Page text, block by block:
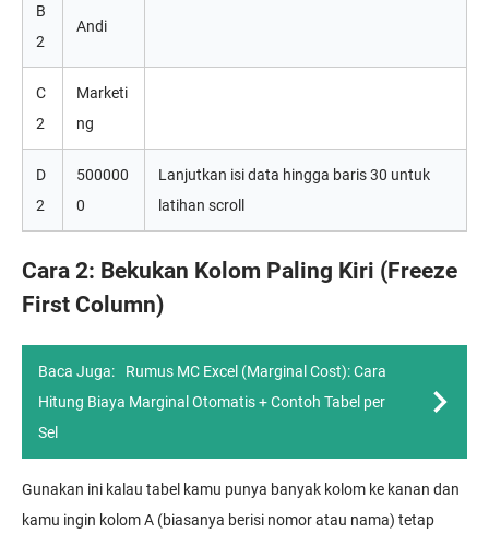
B
2
Andi
C
2
Marketi
ng
D
2
500000
0
Lanjutkan isi data hingga baris 30 untuk
latihan scroll
Cara 2: Bekukan Kolom Paling Kiri (Freeze
First Column)
Baca Juga:
Rumus MC Excel (Marginal Cost): Cara
Hitung Biaya Marginal Otomatis + Contoh Tabel per
Sel
Gunakan ini kalau tabel kamu punya banyak kolom ke kanan dan
kamu ingin kolom A (biasanya berisi nomor atau nama) tetap